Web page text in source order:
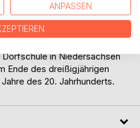
für kulturelle pädagogische
Art.
Buch, "Damals haben
in Niedersachsen
Ende des dreißigjährigen
des 20. Jahrhunderts.
ANPASSEN